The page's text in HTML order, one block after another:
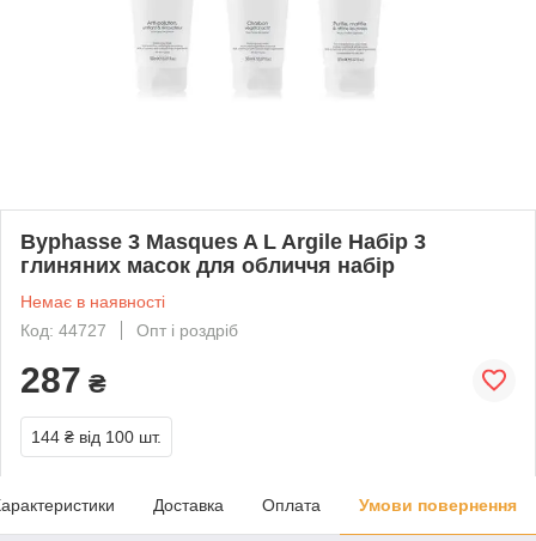
Byphasse 3 Masques A L Argile Набір 3
глиняних масок для обличчя набір
Немає в наявності
Код: 44727
Опт і роздріб
287 ₴
144 ₴ від 100 шт.
Доставка Оплата Умови повернення